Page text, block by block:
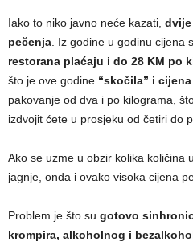
Iako to niko javno neće kazati,
pečenja . Iz godine u godinu cijena
restorana plaćaju i do 28 KM po
što je ove godine “skočila” i
pakovanje od dva i po kilograma,
izdvojit ćete u prosjeku od četiri do
Ako se uzme u obzir kolika količina
jagnje, onda i ovako visoka cijena
Problem je što su gotovo
krompira, alkoholnog i